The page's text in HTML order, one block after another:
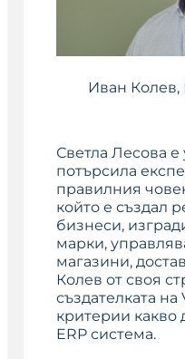
Иван Колев
Светла Лесова е
потърсила
правилния
който е създал
бизнеси,
марки,
магазини,
Колев от своя
създателката
критерии какво
ERP система.